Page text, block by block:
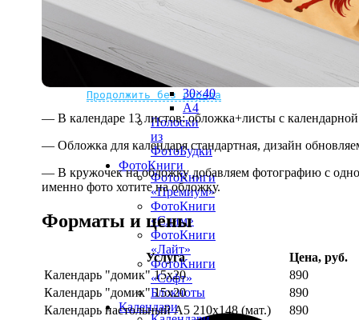
Не нашли Ваш город?
Мы доставляем по всему миру
Продолжить без города
15×15
20×30
30×30
30×40
A4
Полоски
из
ФотоБудки
ФотоКниги
ФотоКниги
«Премиум»
ФотоКниги
«Слим»
ФотоКниги
«Лайт»
ФотоКниги
«Софт»
Блокноты
Календари
— В календаре 13 листов: обложка+листы с календарной
— Обложка для календаря стандартная, дизайн
— В кружочек на обложку добавляем фотографию с
именно фото хотите на обложку.
Форматы и цены
Услуга
Цена, руб.
Календарь "домик" 15х20
890
Календарь "домик" 15х20
890
Календарь настольный А5 210х148 (мат.)
890